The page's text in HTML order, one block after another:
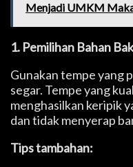
Menjadi UMKM
1. Pemilihan Bahan
Gunakan tempe yang
segar. Tempe yang
menghasilkan keripik
dan tidak menyerap
Tips tambahan: